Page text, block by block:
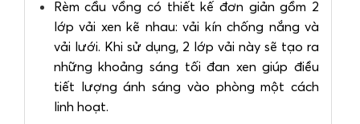
Rèm cầu vồng có thiết kế đơn giản gồm 2
lớp vải xen kẽ nhau: vải kín chống nắng và
vải lưới. Khi sử dụng, 2 lớp vải này sẽ tạo ra
những khoảng sáng tối đan xen giúp điều
tiết lượng ánh sáng vào phòng một cách
linh hoạt.